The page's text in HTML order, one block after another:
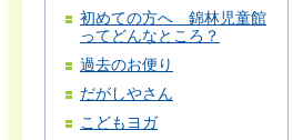
初めての方へ 錦林児童館
ってどんなところ？
過去のお便り
だがしやさん
こどもヨガ